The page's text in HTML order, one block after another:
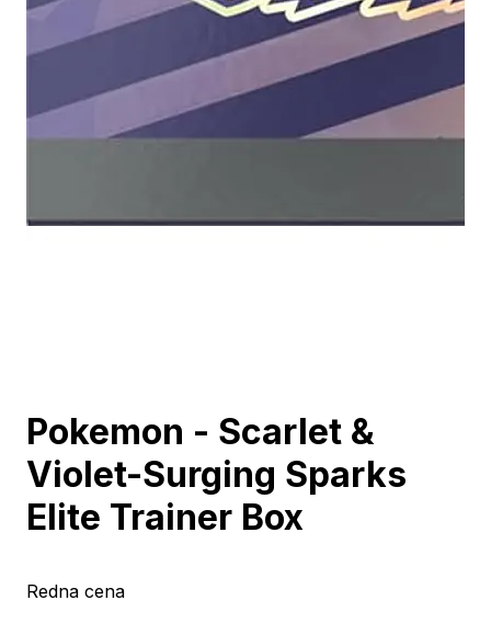
Pokemon - Scarlet &
Violet-Surging Sparks
Elite Trainer Box
Redna cena